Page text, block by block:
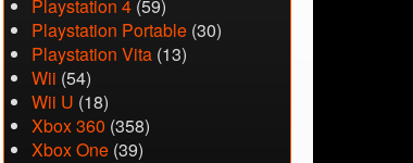
Playstation 4 (59)
Playstation Portable (30)
Playstation Vita (13)
Wii (54)
Wii U (18)
Xbox 360 (358)
Xbox One (39)